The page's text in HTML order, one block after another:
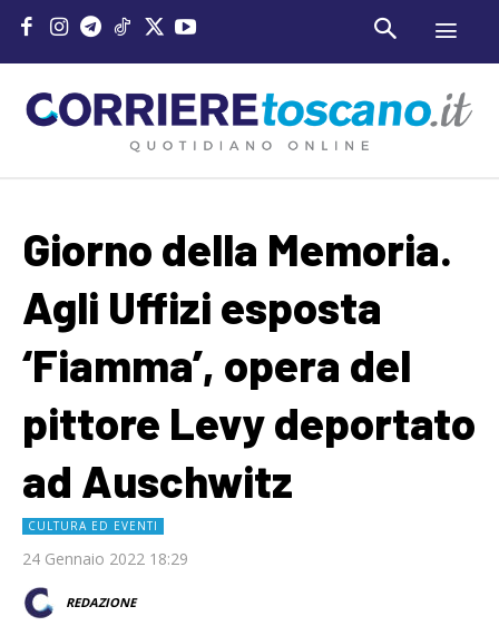
Giorno della Memoria.
Agli Uffizi esposta
‘Fiamma’, opera del
pittore Levy deportato
ad Auschwitz
CULTURA ED EVENTI
24 Gennaio 2022 18:29
REDAZIONE